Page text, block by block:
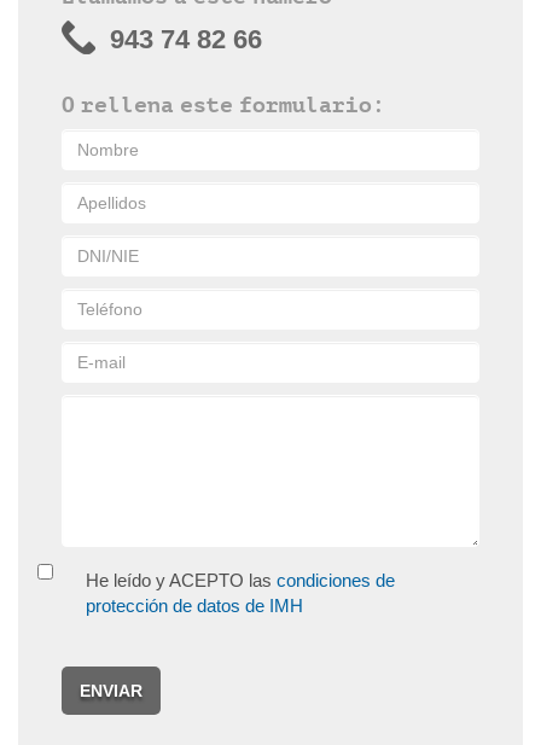
943 74 82 66
O rellena este formulario:
He leído y ACEPTO las condiciones de
protección de datos de IMH
ENVIAR